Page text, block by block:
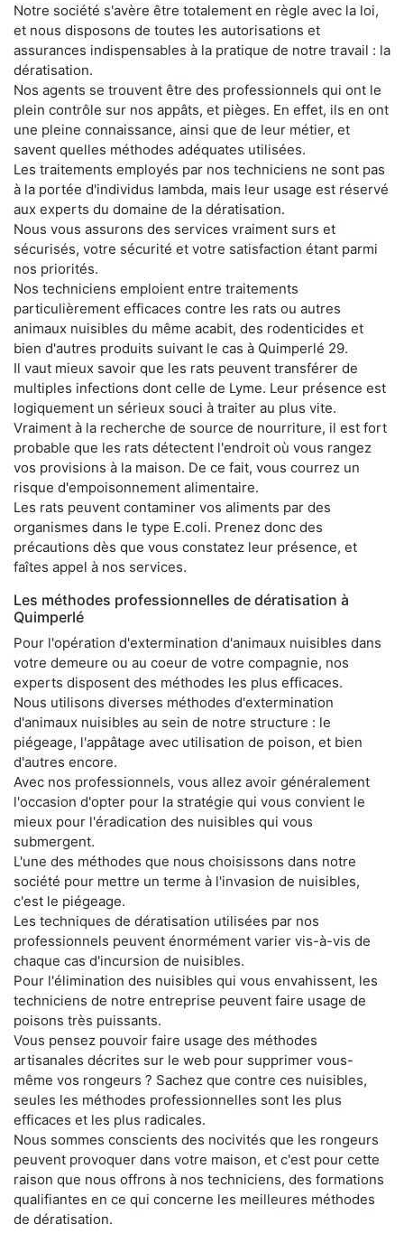
Notre société s'avère être totalement en règle avec la loi,
et nous disposons de toutes les autorisations et
assurances indispensables à la pratique de notre travail : la
dératisation.
Nos agents se trouvent être des professionnels qui ont le
plein contrôle sur nos appâts, et pièges. En effet, ils en ont
une pleine connaissance, ainsi que de leur métier, et
savent quelles méthodes adéquates utilisées.
Les traitements employés par nos techniciens ne sont pas
à la portée d'individus lambda, mais leur usage est réservé
aux experts du domaine de la dératisation.
Nous vous assurons des services vraiment surs et
sécurisés, votre sécurité et votre satisfaction étant parmi
nos priorités.
Nos techniciens emploient entre traitements
particulièrement efficaces contre les rats ou autres
animaux nuisibles du même acabit, des rodenticides et
bien d'autres produits suivant le cas à Quimperlé 29.
Il vaut mieux savoir que les rats peuvent transférer de
multiples infections dont celle de Lyme. Leur présence est
logiquement un sérieux souci à traiter au plus vite.
Vraiment à la recherche de source de nourriture, il est fort
probable que les rats détectent l'endroit où vous rangez
vos provisions à la maison. De ce fait, vous courrez un
risque d'empoisonnement alimentaire.
Les rats peuvent contaminer vos aliments par des
organismes dans le type E.coli. Prenez donc des
précautions dès que vous constatez leur présence, et
faîtes appel à nos services.
Les méthodes professionnelles de dératisation à
Quimperlé
Pour l'opération d'extermination d'animaux nuisibles dans
votre demeure ou au coeur de votre compagnie, nos
experts disposent des méthodes les plus efficaces.
Nous utilisons diverses méthodes d'extermination
d'animaux nuisibles au sein de notre structure : le
piégeage, l'appâtage avec utilisation de poison, et bien
d'autres encore.
Avec nos professionnels, vous allez avoir généralement
l'occasion d'opter pour la stratégie qui vous convient le
mieux pour l'éradication des nuisibles qui vous
submergent.
L'une des méthodes que nous choisissons dans notre
société pour mettre un terme à l'invasion de nuisibles,
c'est le piégeage.
Les techniques de dératisation utilisées par nos
professionnels peuvent énormément varier vis-à-vis de
chaque cas d'incursion de nuisibles.
Pour l'élimination des nuisibles qui vous envahissent, les
techniciens de notre entreprise peuvent faire usage de
poisons très puissants.
Vous pensez pouvoir faire usage des méthodes
artisanales décrites sur le web pour supprimer vous-
même vos rongeurs ? Sachez que contre ces nuisibles,
seules les méthodes professionnelles sont les plus
efficaces et les plus radicales.
Nous sommes conscients des nocivités que les rongeurs
peuvent provoquer dans votre maison, et c'est pour cette
raison que nous offrons à nos techniciens, des formations
qualifiantes en ce qui concerne les meilleures méthodes
de dératisation.